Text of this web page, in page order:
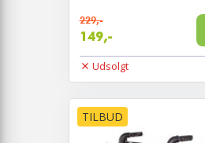
229,-
149,-
Udsolgt
TILBUD